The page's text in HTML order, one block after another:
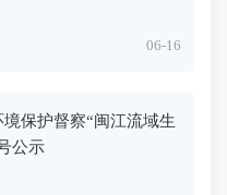
06-16
保护督察“闽江流域生
公示